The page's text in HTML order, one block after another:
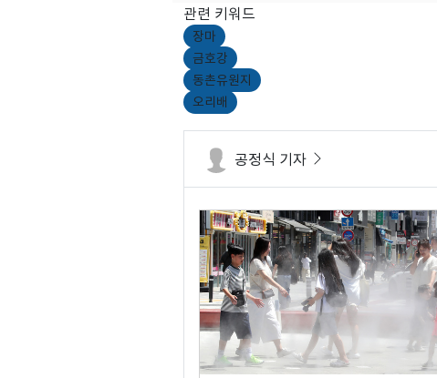
관련 키워드
장마
금호강
동촌유원지
오리배
공정식 기자